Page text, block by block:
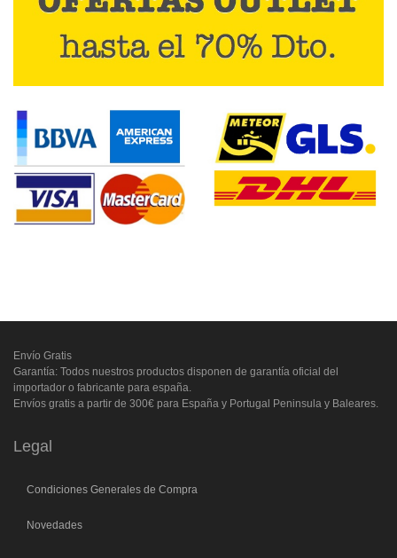
Envío Gratis
Garantía: Todos nuestros productos disponen de garantía oficial del
importador o fabricante para españa.
Envíos gratis a partir de 300€ para España y Portugal Peninsula y Baleares.
Legal
Condiciones Generales de Compra
Novedades